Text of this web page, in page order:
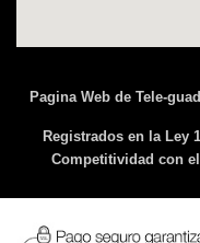
Pagina Web de Tele-
Registrados en la Ley
Competitividad con el